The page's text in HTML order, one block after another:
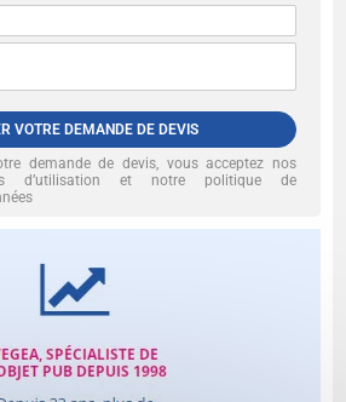
VOTRE DEMANDE DE DEVIS
demande de devis, vous acceptez nos
d’utilisation et notre politique de